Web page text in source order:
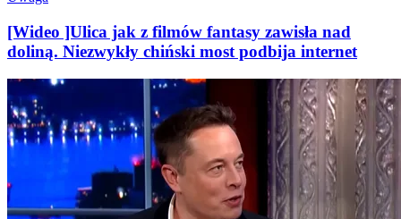
[Wideo ]Ulica jak z filmów fantasy zawisła nad
doliną. Niezwykły chiński most podbija internet